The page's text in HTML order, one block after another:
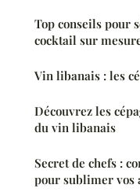
Top conseils pour
cocktail sur
Vin libanais : les
Découvrez les
du vin libanais
Secret de chefs :
pour sublimer vos